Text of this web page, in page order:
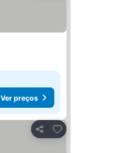
Ver preços
Partilhar
Adicionar aos favoritos